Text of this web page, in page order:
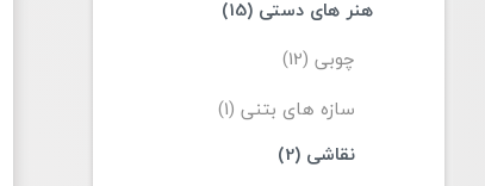
هنر های دستی (15)
چوبی (12)
سازه های بتنی (1)
نقاشی (2)